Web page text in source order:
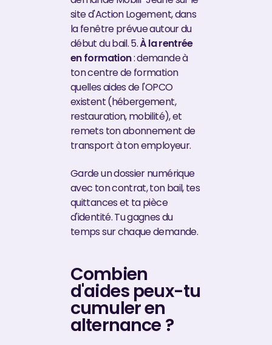
site d'Action Logement, dans
la fenêtre prévue autour du
début du bail. 5.À la rentrée
en formation: demande à
ton centre de formation
quelles aides de l'OPCO
existent (hébergement,
restauration, mobilité), et
remets ton abonnement de
transport à ton employeur.
Garde un dossier numérique
avec ton contrat, ton bail, tes
quittances et ta pièce
d'identité. Tu gagnes du
temps sur chaque demande.
Combien
d'aides peux-tu
cumuler en
alternance ?